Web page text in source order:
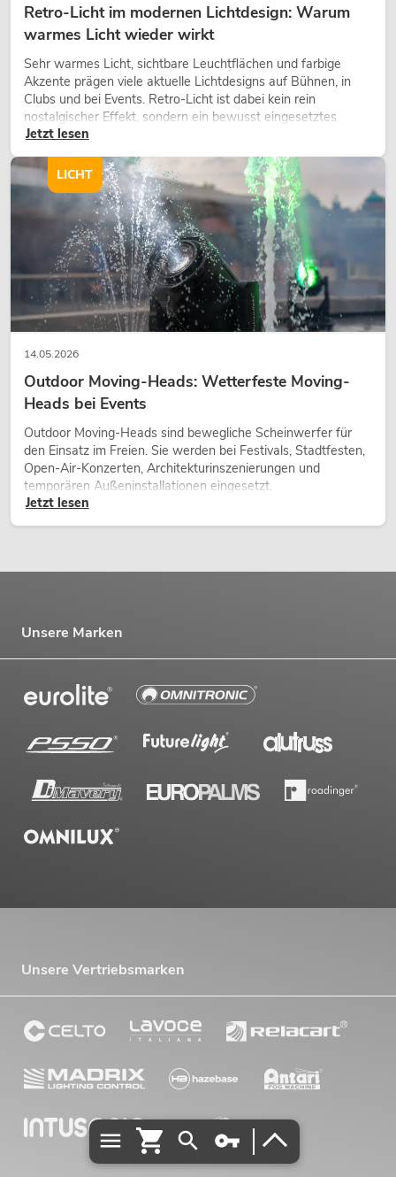
Retro-Licht im modernen Lichtdesign: Warum
warmes Licht wieder wirkt
Sehr warmes Licht, sichtbare Leuchtflächen und farbige
Akzente prägen viele aktuelle Lichtdesigns auf Bühnen, in
Clubs und bei Events. Retro-Licht ist dabei kein rein
nostalgischer Effekt, sondern ein bewusst eingesetztes
Gestaltungsmittel: Es schafft Atmosphäre, gibt Szenen
wirken lassen.
Jetzt lesen
14.05.2026
Outdoor Moving-Heads: Wetterfeste Moving-
Heads bei Events
Outdoor Moving-Heads sind bewegliche Scheinwerfer für
den Einsatz im Freien. Sie werden bei Festivals, Stadtfesten,
Open-Air-Konzerten, Architekturinszenierungen und
temporären Außeninstallationen eingesetzt.
Jetzt lesen
LICHT
Unsere Marken
Unsere Vertriebsmarken